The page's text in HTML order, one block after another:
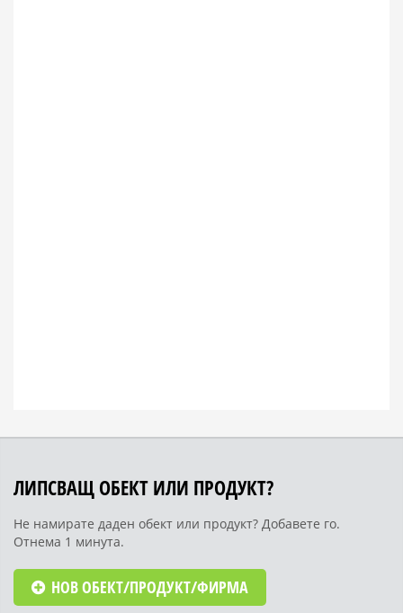
ЛИПСВАЩ ОБЕКТ ИЛИ ПРОДУКТ?
Не намирате даден обект или продукт? Добавете го.
Отнема 1 минута.
НОВ ОБЕКТ/ПРОДУКТ/ФИРМА